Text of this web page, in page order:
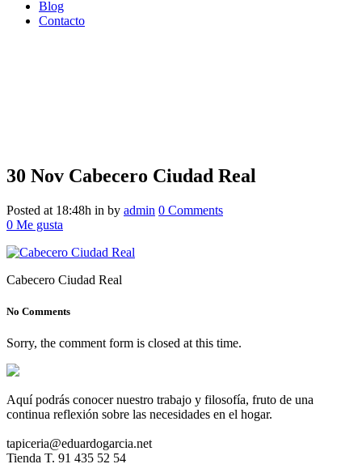
Blog
Contacto
Cabecero Ciudad Real
30 Nov Cabecero Ciudad Real
Posted at 18:48h in by admin 0 Comments
0 Me gusta
Cabecero Ciudad Real
No Comments
Sorry, the comment form is closed at this time.
Aquí podrás conocer nuestro trabajo y filosofía, fruto de una
continua reflexión sobre las necesidades en el hogar.
tapiceria@eduardogarcia.net
Tienda T. 91 435 52 54